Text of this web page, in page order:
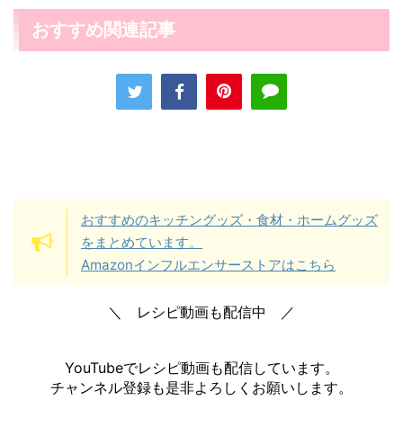
おすすめ関連記事
おすすめのキッチングッズ・食材・ホームグッズ
をまとめています。
Amazonインフルエンサーストアはこちら
＼ レシピ動画も配信中 ／
YouTubeでレシピ動画も配信しています。
チャンネル登録も是非よろしくお願いします。